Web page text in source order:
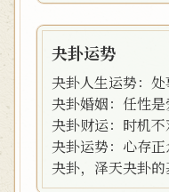
夬卦运势
夬卦人生运势：
夬卦婚姻：任性
夬卦财运：时机
夬卦运势：心存
夬卦，泽天夬卦